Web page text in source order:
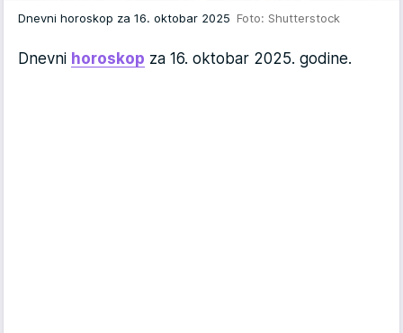
Dnevni horoskop za 16. oktobar 2025 Foto: Shutterstock
Dnevni horoskop za 16. oktobar 2025. godine.